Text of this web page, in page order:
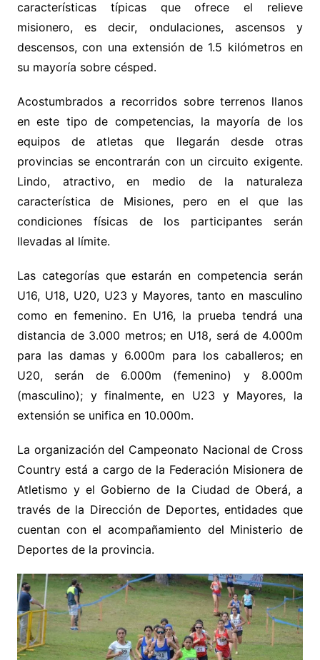
características típicas que ofrece el relieve
misionero, es decir, ondulaciones, ascensos y
descensos, con una extensión de 1.5 kilómetros en
su mayoría sobre césped.
Acostumbrados a recorridos sobre terrenos llanos
en este tipo de competencias, la mayoría de los
equipos de atletas que llegarán desde otras
provincias se encontrarán con un circuito exigente.
Lindo, atractivo, en medio de la naturaleza
característica de Misiones, pero en el que las
condiciones físicas de los participantes serán
llevadas al límite.
Las categorías que estarán en competencia serán
U16, U18, U20, U23 y Mayores, tanto en masculino
como en femenino. En U16, la prueba tendrá una
distancia de 3.000 metros; en U18, será de 4.000m
para las damas y 6.000m para los caballeros; en
U20, serán de 6.000m (femenino) y 8.000m
(masculino); y finalmente, en U23 y Mayores, la
extensión se unifica en 10.000m.
La organización del Campeonato Nacional de Cross
Country está a cargo de la Federación Misionera de
Atletismo y el Gobierno de la Ciudad de Oberá, a
través de la Dirección de Deportes, entidades que
cuentan con el acompañamiento del Ministerio de
Deportes de la provincia.